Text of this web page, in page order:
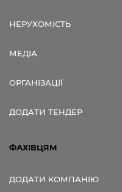
НЕРУХОМІСТЬ
МЕДІА
ОРГАНІЗАЦІЇ
ДОДАТИ ТЕНДЕР
ФАХІВЦЯМ
ДОДАТИ КОМПАНІЮ